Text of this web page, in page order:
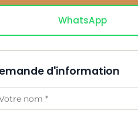
WhatsApp
d'information